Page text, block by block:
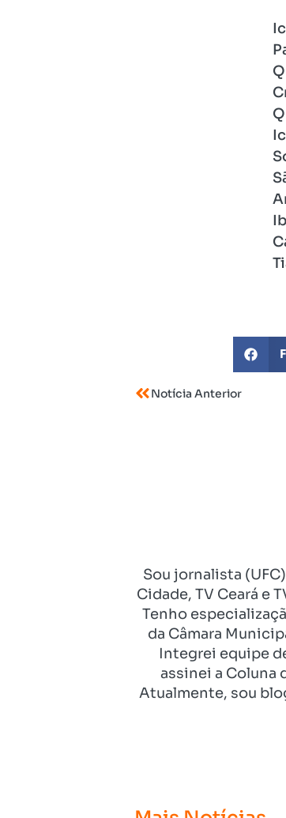
Notícia Anterior
Sou jornalista
Cidade, TV Ceará e
Tenho
da Câmara
Integrei equipe
assinei a Coluna
Atualmente, sou